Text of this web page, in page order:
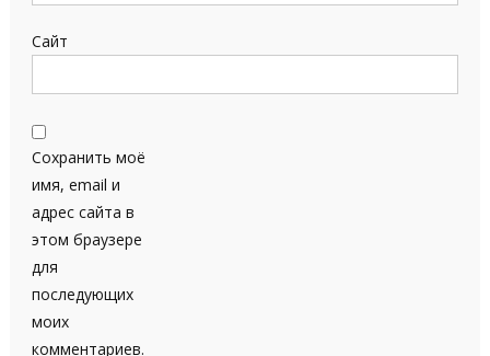
Сайт
Сохранить моё
имя, email и
адрес сайта в
этом браузере
для
последующих
моих
комментариев.